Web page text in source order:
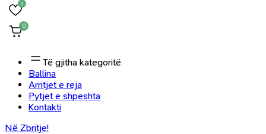
0
0
Të gjitha kategoritë
Ballina
Arritjet e reja
Pytjet e shpeshta
Kontakti
Në Zbritje!